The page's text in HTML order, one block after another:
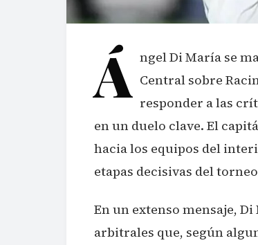
Á ngel Di María se
Central sobre
responder a las
en un duelo clave. El
hacia los equipos del
etapas decisivas del
En un extenso mensaje,
arbitrales que, según